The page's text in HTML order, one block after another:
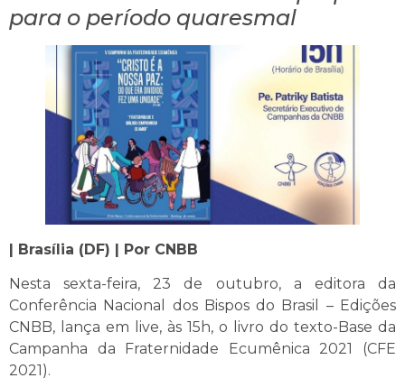
para o período quaresmal
| Brasília (DF) | Por CNBB
Nesta sexta-feira, 23 de outubro, a editora da
Conferência Nacional dos Bispos do Brasil – Edições
CNBB, lança em live, às 15h, o livro do texto-Base da
Campanha da Fraternidade Ecumênica 2021 (CFE
2021).